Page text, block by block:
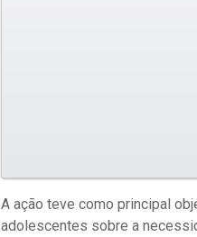
A ação teve como principal
adolescentes sobre a